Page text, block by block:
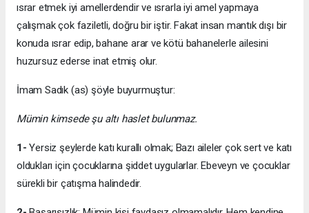
ısrar etmek iyi amellerdendir ve ısrarla iyi amel yapmaya
çalışmak çok faziletli, doğru bir iştir. Fakat insan mantık dışı bir
konuda ısrar edip, bahane arar ve kötü bahanelerle ailesini
huzursuz ederse inat etmiş olur.
İmam Sadık (as) şöyle buyurmuştur:
Mümin kimsede şu altı haslet bulunmaz.
1-Yersiz şeylerde katı kurallı olmak; Bazı aileler çok sert ve katı
oldukları için çocuklarına şiddet uygularlar. Ebeveyn ve çocuklar
sürekli bir çatışma halindedir.